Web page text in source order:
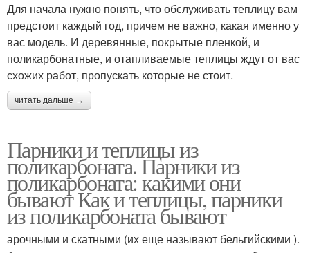
Для начала нужно понять, что обслуживать теплицу вам
предстоит каждый год, причем не важно, какая именно у
вас модель. И деревянные, покрытые пленкой, и
поликарбонатные, и отапливаемые теплицы ждут от вас
схожих работ, пропускать которые не стоит.
читать дальше →
Парники и теплицы из
поликарбоната. Парники из
поликарбоната: какими они
бывают Как и теплицы, парники
из поликарбоната бывают
арочными и скатными (их еще называют бельгийскими ).